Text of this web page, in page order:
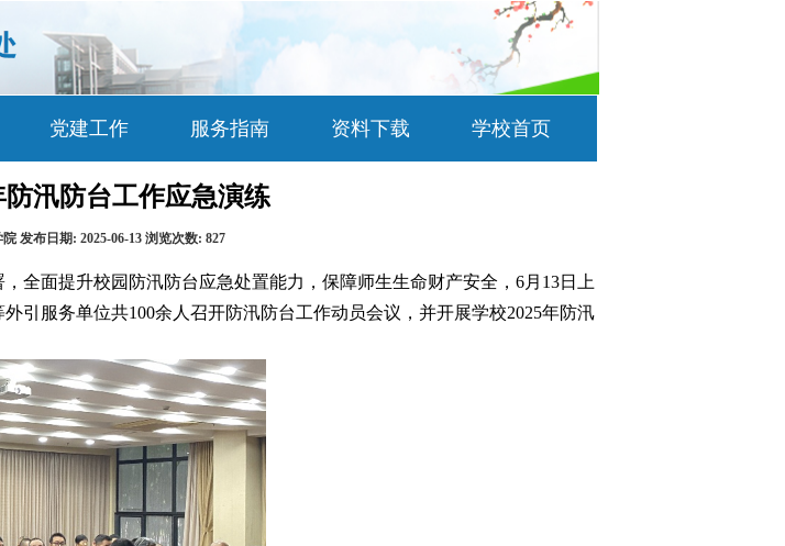
党建工作 服务指南 资料下载 学校首页
防汛防台工作应急演练
院 发布日期: 2025-06-13 浏览次数: 827
全面提升校园防汛防台应急处置能力，保障师生生命财产安全，6月13日上
引服务单位共100余人召开防汛防台工作动员会议，并开展学校2025年防汛